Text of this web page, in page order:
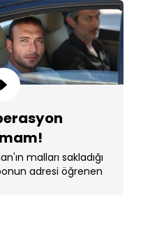
malları sakladığı
adresi öğrenen